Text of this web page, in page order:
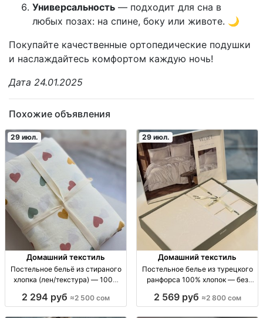
Универсальность — подходит для сна в
любых позах: на спине, боку или животе. 🌙
Покупайте качественные ортопедические подушки
и наслаждайтесь комфортом каждую ночь!
Дата 24.01.2025
Похожие объявления
29 июл.
Домашний текстиль
Постельное бельё из стираного
хлопка (лен/текстура) — 100%
стираный хлопок 100%:
2 294 руб ≈2 500 сом
29 июл.
Домашний текстиль
Постельное белье из турецкого
ранфорса 100% хлопок — без
Бишкек Постельное бельё
2 569 руб ≈2 800 сом